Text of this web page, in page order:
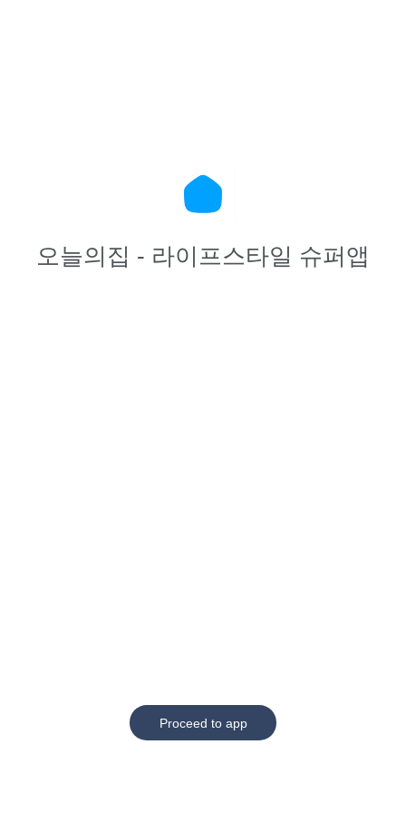
오늘의집 - 라이프스타일 슈퍼앱
Proceed to app